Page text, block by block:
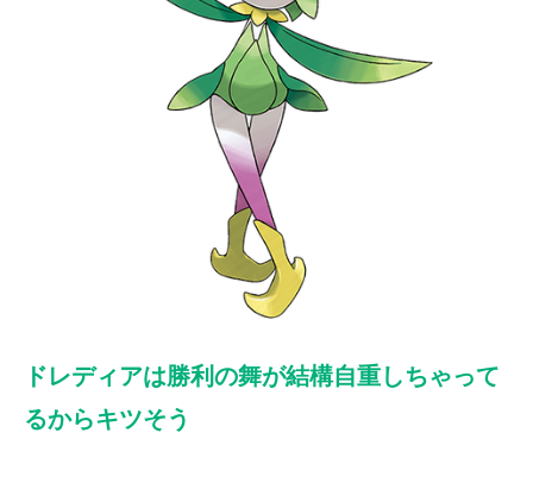
ドレディアは勝利の舞が結構自重しちゃって
るからキツそう